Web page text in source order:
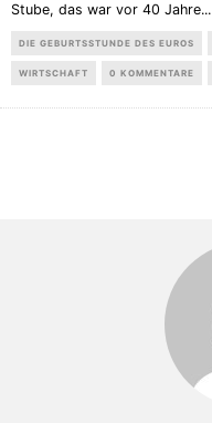
Stube, das war vor 40 Jahre...
DIE GEBURTSSTUNDE DES EUROS
WIRTSCHAFT 0 KOMMENTARE